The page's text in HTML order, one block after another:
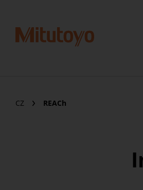
CZ REACh